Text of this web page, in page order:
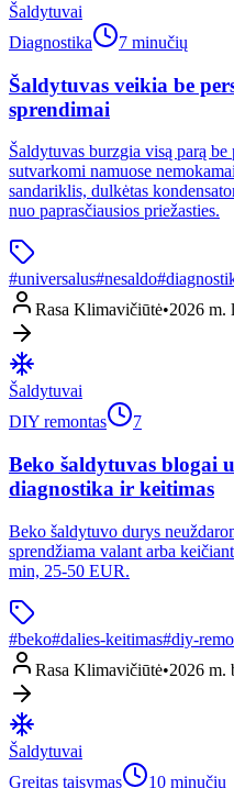
Šaldytuvai
Diagnostika
7 minučių
Šaldytuvas veikia be
sprendimai
Šaldytuvas burzgia visą parą
sutvarkomi namuose
sandariklis, dulkėtas
nuo paprasčiausios priežasties.
#universalus#nesaldo#
Rasa Klimavičiūtė•2026 m.
Šaldytuvai
DIY remontas
7
Beko šaldytuvas blogai
diagnostika ir keitimas
Beko šaldytuvo durys
sprendžiama valant arba
min, 25-50 EUR.
#beko#dalies-keitimas#diy-
Rasa Klimavičiūtė•2026 m.
Šaldytuvai
Greitas taisymas
10 minučių